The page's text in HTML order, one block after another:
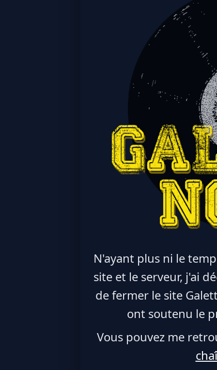
N'ayant plus ni le
site et le serveur, j'ai
de fermer le site
ont soutenu le
Vous pouvez me